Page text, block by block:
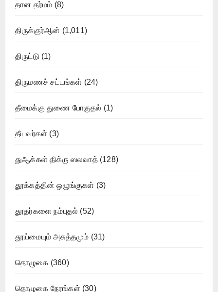
தான தர்மம் (8)
திருக்குர்ஆன் (1,011)
திருட்டு (1)
திருமணச் சட்டங்கள் (24)
தீமைக்கு துணை போகுதல் (1)
தீயவர்கள் (3)
துஆக்கள் திக்ரு ஸலவாத்(128)
தூக்கத்தின் ஒழுங்குகள் (3)
தூதர்களை நம்புதல் (52)
தூய்மையும் அசுத்தமும் (31)
தொழுகை (360)
தொழுகை நேரங்கள் (30)